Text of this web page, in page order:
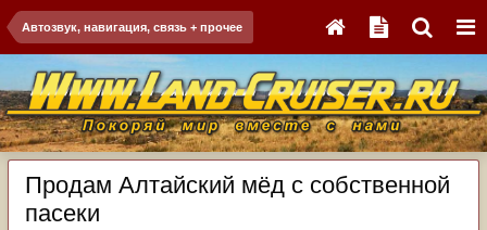
Автозвук, навигация, связь + прочее
Продам Алтайский мёд с собственной
пасеки